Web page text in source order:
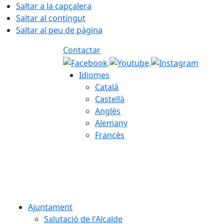
Saltar a la capçalera
Saltar al contingut
Saltar al peu de pàgina
Contactar
Idiomes
Català
Castellà
Anglès
Alemany
Francès
Ajuntament
Salutació de l'Alcalde